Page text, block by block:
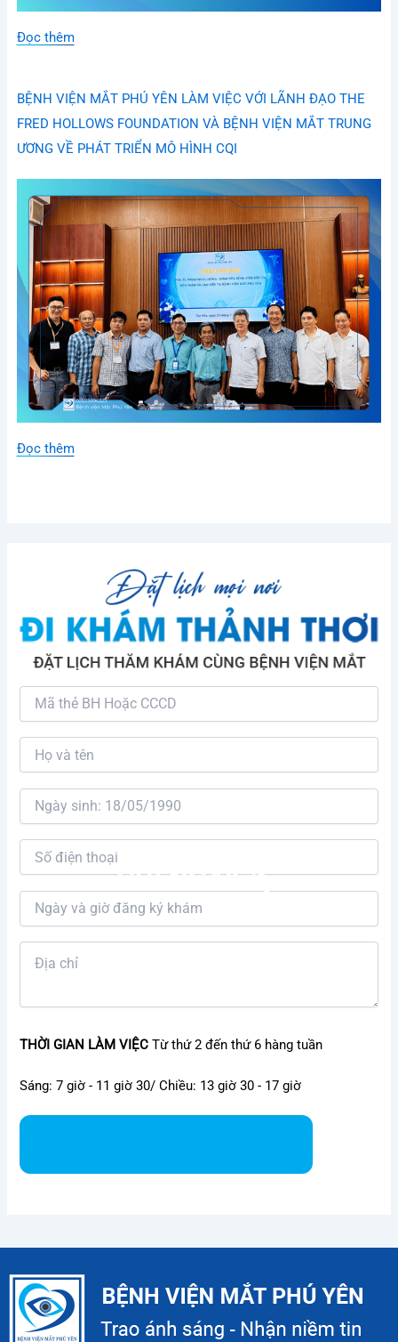
Đọc thêm
BỆNH VIỆN MẮT PHÚ YÊN LÀM VIỆC VỚI LÃNH ĐẠO THE
FRED HOLLOWS FOUNDATION VÀ BỆNH VIỆN MẮT TRUNG
ƯƠNG VỀ PHÁT TRIỂN MÔ HÌNH CQI
Đọc thêm
THỜI GIAN LÀM VIỆC Từ thứ 2 đến thứ 6 hàng tuần
Sáng: 7 giờ - 11 giờ 30/ Chiều: 13 giờ 30 - 17 giờ